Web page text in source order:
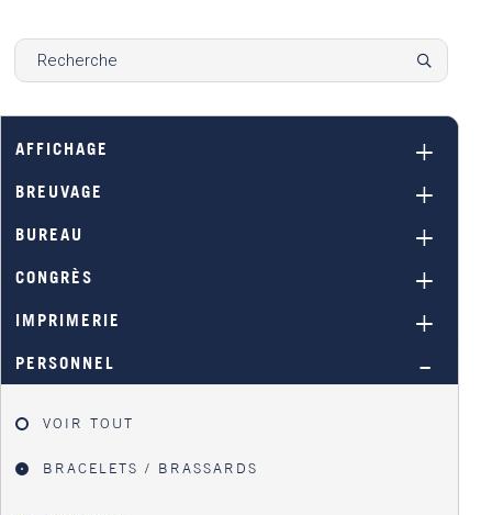
AFFICHAGE
BREUVAGE
BUREAU
CONGRÈS
IMPRIMERIE
PERSONNEL
VOIR TOUT
BRACELETS / BRASSARDS